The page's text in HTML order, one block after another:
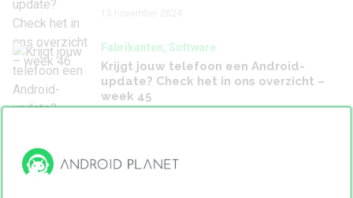
Fabrikanten, Software
Krijgt jouw telefoon een Android-
update? Check het in ons overzicht –
week 45
Krijgt jouw telefoon een Android-